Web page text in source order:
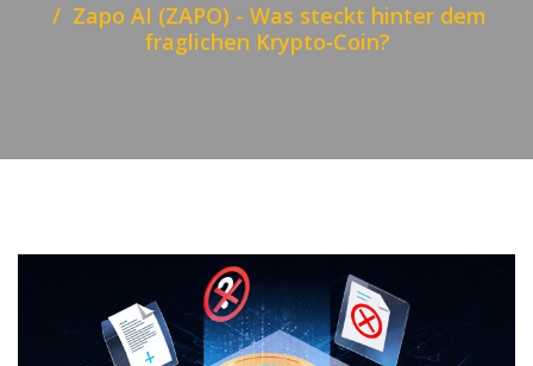
Zapo AI (ZAPO) - Was steckt hinter dem
fraglichen Krypto‑Coin?